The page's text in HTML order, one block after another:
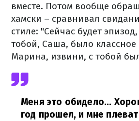
вместе. Потом вообще
хамски – сравнивал
стиле: "Сейчас будет эпизод,
тобой, Саша, было
Марина, извини, с тобой
Меня это обидело...
год прошел, и мне